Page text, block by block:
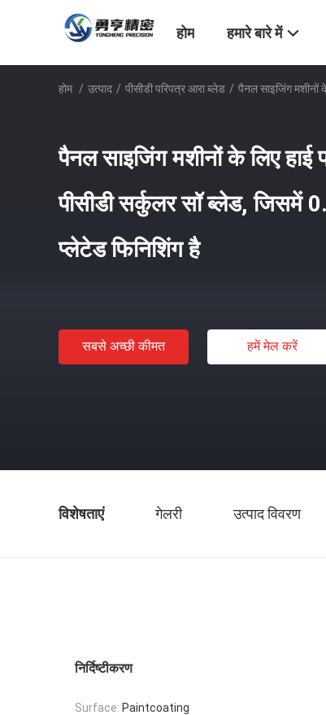
होम हमारे बारे में
होम / उत्पाद / पीसीडी परिपत्र आरा ब्लेड / पैनल साइजिंग मशीनों
पैनल साइजिंग मशीनों के लिए हाई
पीसीडी सर्कुलर सॉ ब्लेड, जिसमें
प्लेटेड फिनिशिंग है
सबसे अच्छी कीमत हमें मेल करें
विशेषताएं गेलरी उत्पाद विवरण
निर्दिष्टीकरण
Surface: Paintcoating